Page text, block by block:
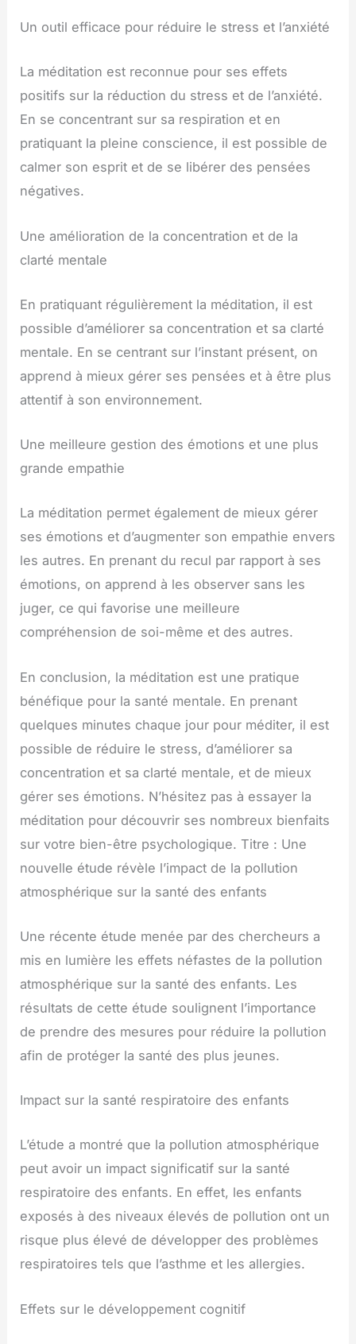
Un outil efficace pour réduire le stress et l’anxiété
La méditation est reconnue pour ses effets
positifs sur la réduction du stress et de l’anxiété.
En se concentrant sur sa respiration et en
pratiquant la pleine conscience, il est possible de
calmer son esprit et de se libérer des pensées
négatives.
Une amélioration de la concentration et de la
clarté mentale
En pratiquant régulièrement la méditation, il est
possible d’améliorer sa concentration et sa clarté
mentale. En se centrant sur l’instant présent, on
apprend à mieux gérer ses pensées et à être plus
attentif à son environnement.
Une meilleure gestion des émotions et une plus
grande empathie
La méditation permet également de mieux gérer
ses émotions et d’augmenter son empathie envers
les autres. En prenant du recul par rapport à ses
émotions, on apprend à les observer sans les
juger, ce qui favorise une meilleure
compréhension de soi-même et des autres.
En conclusion, la méditation est une pratique
bénéfique pour la santé mentale. En prenant
quelques minutes chaque jour pour méditer, il est
possible de réduire le stress, d’améliorer sa
concentration et sa clarté mentale, et de mieux
gérer ses émotions. N’hésitez pas à essayer la
méditation pour découvrir ses nombreux bienfaits
sur votre bien-être psychologique. Titre : Une
nouvelle étude révèle l’impact de la pollution
atmosphérique sur la santé des enfants
Une récente étude menée par des chercheurs a
mis en lumière les effets néfastes de la pollution
atmosphérique sur la santé des enfants. Les
résultats de cette étude soulignent l’importance
de prendre des mesures pour réduire la pollution
afin de protéger la santé des plus jeunes.
Impact sur la santé respiratoire des enfants
L’étude a montré que la pollution atmosphérique
peut avoir un impact significatif sur la santé
respiratoire des enfants. En effet, les enfants
exposés à des niveaux élevés de pollution ont un
risque plus élevé de développer des problèmes
respiratoires tels que l’asthme et les allergies.
Effets sur le développement cognitif